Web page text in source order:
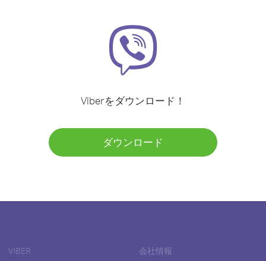
Viberをダウンロード！
ダウンロード
VIBER 会社情報